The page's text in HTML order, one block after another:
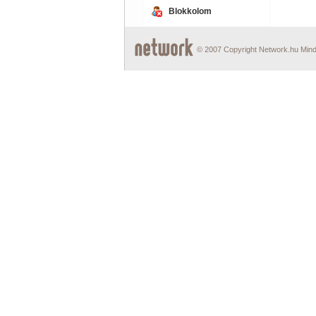
Blokkolom
© 2007 Copyright Network.hu